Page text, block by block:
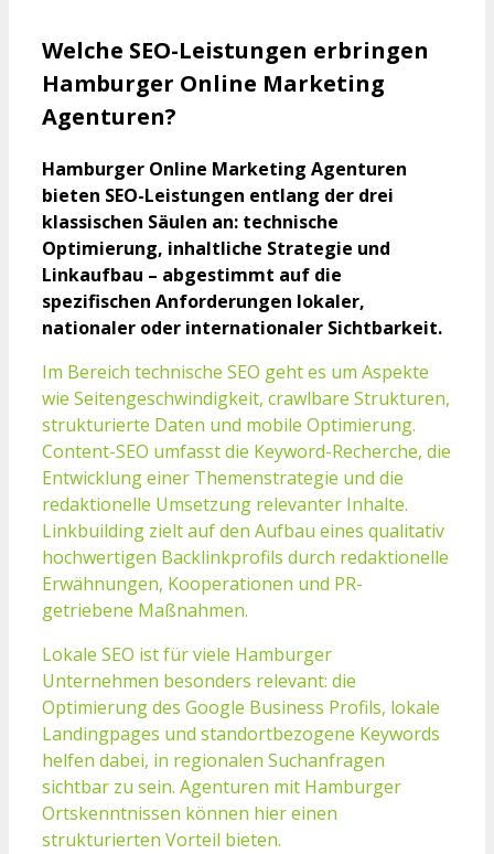
Welche SEO-Leistungen erbringen
Hamburger Online Marketing
Agenturen?
Hamburger Online Marketing Agenturen
bieten SEO-Leistungen entlang der drei
klassischen Säulen an: technische
Optimierung, inhaltliche Strategie und
Linkaufbau – abgestimmt auf die
spezifischen Anforderungen lokaler,
nationaler oder internationaler Sichtbarkeit.
Im Bereich technische SEO geht es um Aspekte
wie Seitengeschwindigkeit, crawlbare Strukturen,
strukturierte Daten und mobile Optimierung.
Content-SEO umfasst die Keyword-Recherche, die
Entwicklung einer Themenstrategie und die
redaktionelle Umsetzung relevanter Inhalte.
Linkbuilding zielt auf den Aufbau eines qualitativ
hochwertigen Backlinkprofils durch redaktionelle
Erwähnungen, Kooperationen und PR-
getriebene Maßnahmen.
Lokale SEO ist für viele Hamburger
Unternehmen besonders relevant: die
Optimierung des Google Business Profils, lokale
Landingpages und standortbezogene Keywords
helfen dabei, in regionalen Suchanfragen
sichtbar zu sein. Agenturen mit Hamburger
Ortskenntnissen können hier einen
strukturierten Vorteil bieten.